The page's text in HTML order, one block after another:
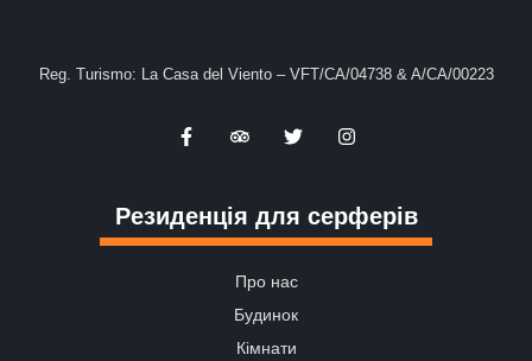
Reg. Turismo: La Casa del Viento – VFT/CA/04738 & A/CA/00223
Резиденція для серферів
Про нас
Будинок
Кімнати